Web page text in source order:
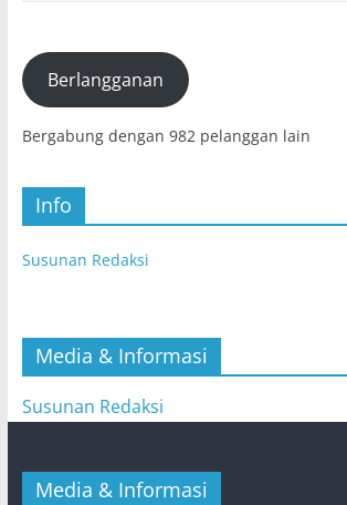
(E-
mail)Berlangganan
Bergabung dengan 982 pelanggan lain
Info
Susunan Redaksi
Media & Informasi
Susunan Redaksi
Media & Informasi